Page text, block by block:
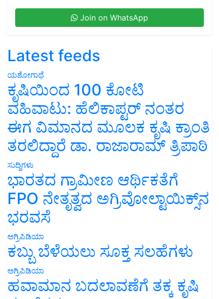
Join on WhatsApp
Latest feeds
ಯಶೋಗಾಥೆ
ಕೃಷಿಯಿಂದ 100 ಕೋಟಿ
ವಹಿವಾಟು: ಹೆಲಿಕಾಪ್ಟರ್ ನಂತರ
ಈಗ ವಿಮಾನದ ಮೂಲಕ ಕೃಷಿ ಕ್ರಾಂತಿ
ತರಲಿದ್ದಾರೆ ಡಾ. ರಾಜಾರಾಮ್ ತ್ರಿಪಾಠಿ
ಸುದ್ದಿಗಳು
ಭಾರತದ ಗ್ರಾಮೀಣ ಆರ್ಥಿಕತೆಗೆ
FPO ನೇತೃತ್ವದ ಅಗ್ರಿವೋಲ್ಟಾಯಿಕ್ಸ್‌ನ
ಭರವಸೆ
ಅಗ್ರಿಪಿಡಿಯಾ
ಕಬ್ಬು ಬೆಳೆಯಲು ಸೂಕ್ತ ಸಲಹೆಗಳು
ಅಗ್ರಿಪಿಡಿಯಾ
ಹವಾಮಾನ ಬದಲಾವಣೆಗೆ ತಕ್ಕ ಕೃಷಿ